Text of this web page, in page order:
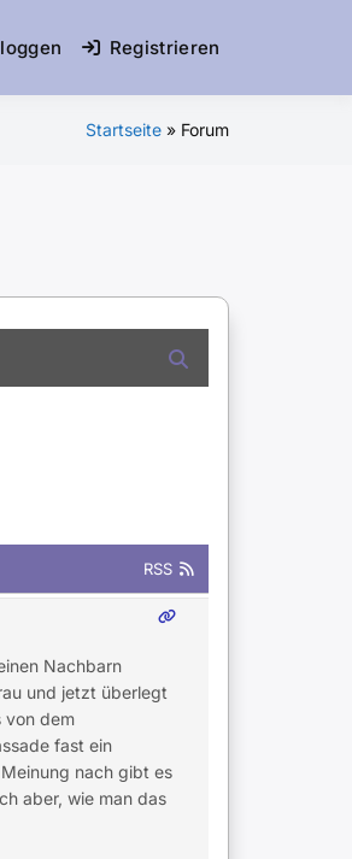
Registrieren
Startseite » Forum
RSS
Nachbarn
und jetzt überlegt
von dem
fast ein
nach gibt es
aber, wie man das